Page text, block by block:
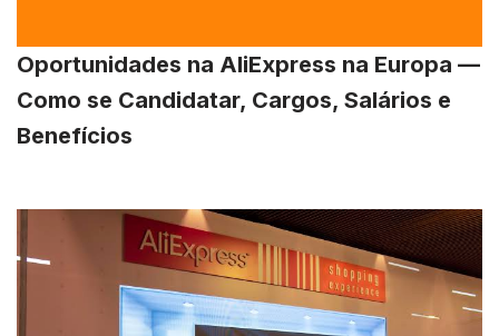
Oportunidades na AliExpress na Europa —
Como se Candidatar, Cargos, Salários e
Benefícios